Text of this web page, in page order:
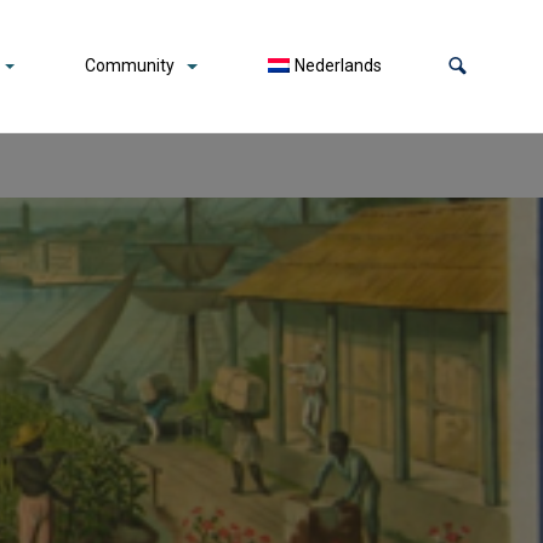
Community Nederlands